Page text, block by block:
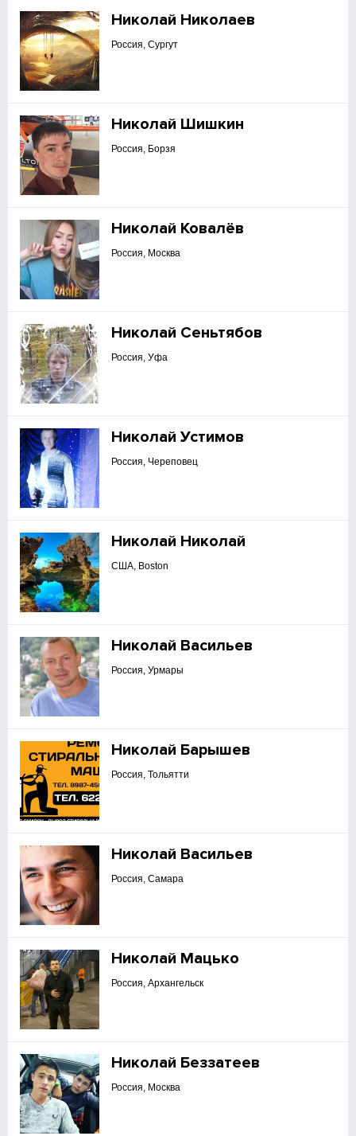
Николай Николаев
Россия, Сургут
Николай Шишкин
Россия, Борзя
Николай Ковалёв
Россия, Москва
Николай Сеньтябов
Россия, Уфа
Николай Устимов
Россия, Череповец
Николай Николай
США, Boston
Николай Васильев
Россия, Урмары
Николай Барышев
Россия, Тольятти
Николай Васильев
Россия, Самара
Николай Мацько
Россия, Архангельск
Николай Беззатеев
Россия, Москва